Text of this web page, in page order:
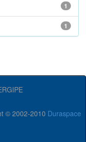
1
1
© 2002-2010 Duraspace